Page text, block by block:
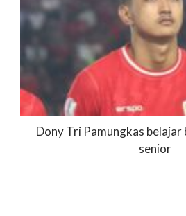
Dony Tri Pamungkas belajar
senior